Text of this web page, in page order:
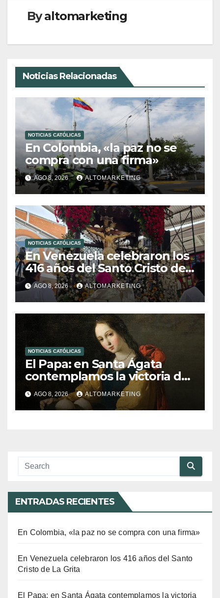
Byaltomarketing
Noticias Relacionadas
NOTICIAS CATÓLICAS
En Colombia, «la paz no se
compra con una firma»
AGO 8, 2026 ALTOMARKETING
NOTICIAS CATÓLICAS
En Venezuela celebraron los
416 años del Santo Cristo de
La Grita
AGO 8, 2026 ALTOMARKETING
NOTICIAS CATÓLICAS
El Papa: en Santa Ágata
contemplamos la victoria del
amor sobre la muerte
AGO 8, 2026 ALTOMARKETING
ENTRADAS RECIENTES
En Colombia, «la paz no se compra con una firma»
En Venezuela celebraron los 416 años del Santo
Cristo de La Grita
El Papa: en Santa Ágata contemplamos la victoria